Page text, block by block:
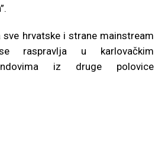
sve hrvatske i strane mainstream
raspravlja u karlovačkim
iz druge polovice